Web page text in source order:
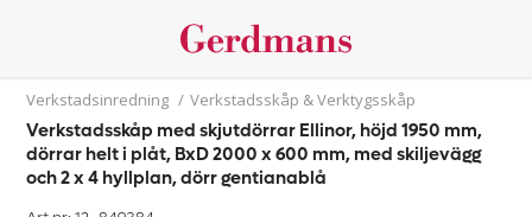
Verkstadsinredning / Verkstadsskåp & Verktygsskåp
Verkstadsskåp med skjutdörrar Ellinor, höjd 1950 mm,
dörrar helt i plåt, BxD 2000 x 600 mm, med skiljevägg
och 2 x 4 hyllplan, dörr gentianablå